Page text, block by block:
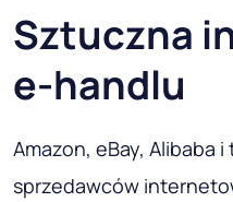
Sztuczna
e-handlu
Amazon, eBay, Alibaba
sprzedawców